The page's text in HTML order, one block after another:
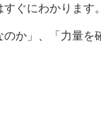
ぐにわかります。
か」、「力量を